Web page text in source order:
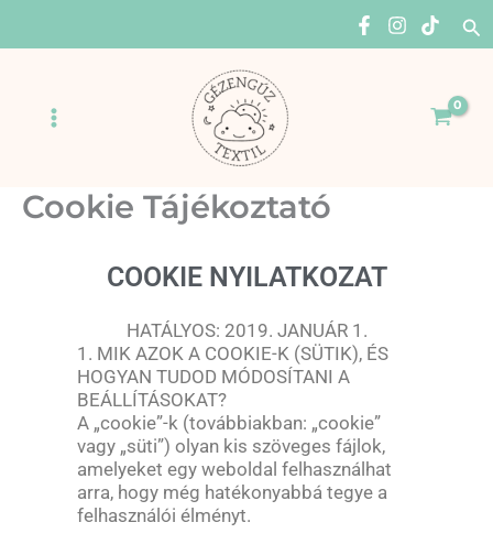
Menu
Cookie Tájékoztató
COOKIE NYILATKOZAT
HATÁLYOS: 2019. JANUÁR 1.
1. MIK AZOK A COOKIE-K (SÜTIK), ÉS
HOGYAN TUDOD MÓDOSÍTANI A
BEÁLLÍTÁSOKAT?
A „cookie”-k (továbbiakban: „cookie”
vagy „süti”) olyan kis szöveges fájlok,
amelyeket egy weboldal felhasználhat
arra, hogy még hatékonyabbá tegye a
felhasználói élményt.